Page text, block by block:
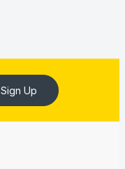
Sign Up